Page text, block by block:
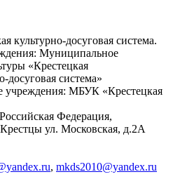
культурно-досуговая система.
Муниципальное
«Крестецкая
досуговая система»
учреждения: МБУК «Крестецкая
Федерация,
ул. Московская, д.2А
, mkds2010@yandex.ru